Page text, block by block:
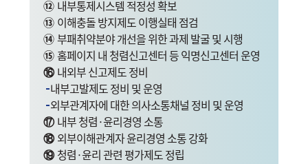
⑫ 내부통제시스템 적정성 확보
⑬ 이해충돌 방지제도 이행실태 점검
⑭ 부패취약분야 개선을 위한 과제 발굴 및 시행
⑮ 홈페이지 내 청렴신고센터 등 익명신고센터 운영
⑯ 내외부 신고제도 정비
내부고발제도 정비 및 운영
외부관계자에 대한 의사소통채널 정비 및 운영
⑰ 내부 청렴·윤리경영 소통
⑱ 외부이해관계자 윤리경영 소통 강화
⑲ 청렴·윤리 관련 평가제도 정립